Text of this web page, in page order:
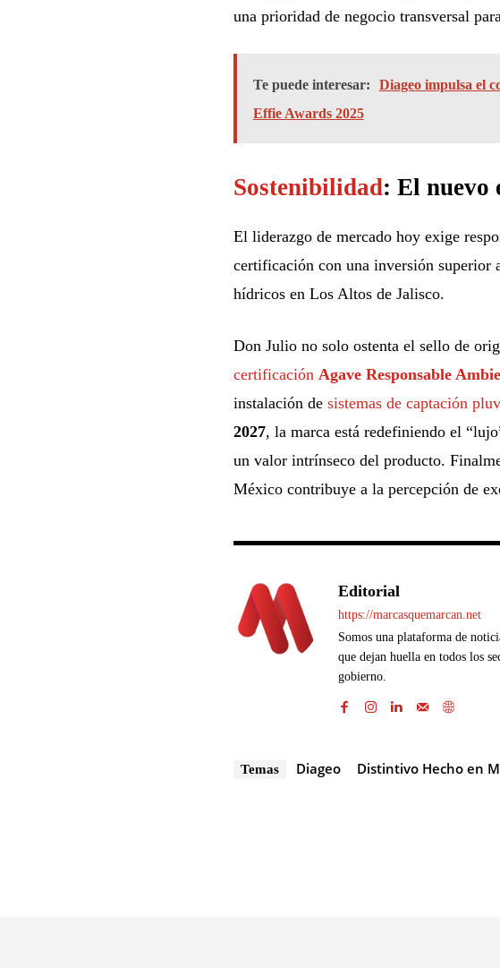
una prioridad de negocio transversal
Te puede interesar:
Diageo impulsa el
Effie Awards 2025
Sostenibilidad: El nuevo
El liderazgo de mercado hoy exige
certificación con una inversión superior
hídricos en Los Altos de Jalisco.
Don Julio no solo ostenta el sello de
certificación Agave Responsable
instalación de sistemas de captación
2027, la marca está redefiniendo el
un valor intrínseco del producto.
México contribuye a la percepción de
Editorial
https://marcasquemarcan.net
Somos una plataforma de
que dejan huella en todos los
gobierno.
Temas Diageo Distintivo Hecho en